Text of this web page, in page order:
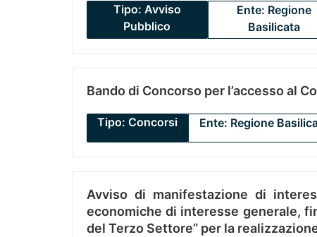
Tipo: Avviso
Pubblico
Ente: Regione
Basilicata
Bando di Concorso per l’accesso al
Tipo: Concorsi Ente: Regione
Avviso di manifestazione di
economiche di interesse generale,
del Terzo Settore” per la